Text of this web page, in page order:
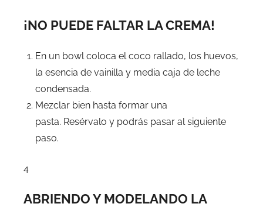
¡NO PUEDE FALTAR LA CREMA!
En un bowl coloca el coco rallado, los huevos,
la esencia de vainilla y media caja de leche
condensada.
Mezclar bien hasta formar una
pasta. Resérvalo y podrás pasar al siguiente
paso.
4
ABRIENDO Y MODELANDO LA